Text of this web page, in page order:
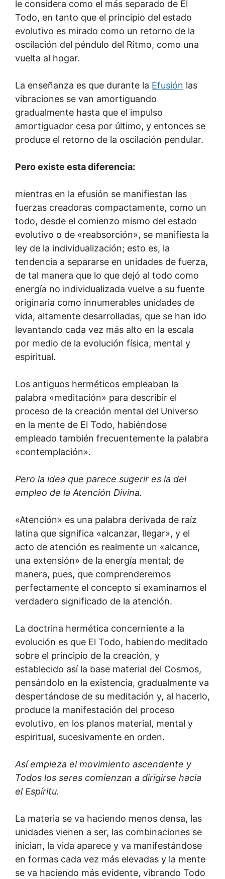
le considera como el más separado de El
Todo, en tanto que el principio del estado
evolutivo es mirado como un retorno de la
oscilación del péndulo del Ritmo, como una
vuelta al hogar.
La enseñanza es que durante la Efusión las
vibraciones se van amortiguando
gradualmente hasta que el impulso
amortiguador cesa por último, y entonces se
produce el retorno de la oscilación pendular.
Pero existe esta diferencia:
mientras en la efusión se manifiestan las
fuerzas creadoras compactamente, como un
todo, desde el comienzo mismo del estado
evolutivo o de «reabsorción», se manifiesta la
ley de la individualización; esto es, la
tendencia a separarse en unidades de fuerza,
de tal manera que lo que dejó al todo como
energía no individualizada vuelve a su fuente
originaria como innumerables unidades de
vida, altamente desarrolladas, que se han ido
levantando cada vez más alto en la escala
por medio de la evolución física, mental y
espiritual.
Los antiguos herméticos empleaban la
palabra «meditación» para describir el
proceso de la creación mental del Universo
en la mente de El Todo, habiéndose
empleado también frecuentemente la palabra
«contemplación».
Pero la idea que parece sugerir es la del
empleo de la Atención Divina.
«Atención» es una palabra derivada de raíz
latina que significa «alcanzar, llegar», y el
acto de atención es realmente un «alcance,
una extensión» de la energía mental; de
manera, pues, que comprenderemos
perfectamente el concepto si examinamos el
verdadero significado de la atención.
La doctrina hermética concerniente a la
evolución es que El Todo, habiendo meditado
sobre el principio de la creación, y
establecido así la base material del Cosmos,
pensándolo en la existencia, gradualmente va
despertándose de su meditación y, al hacerlo,
produce la manifestación del proceso
evolutivo, en los planos material, mental y
espiritual, sucesivamente en orden.
Así empieza el movimiento ascendente y
Todos los seres comienzan a dirigirse hacia
el Espíritu.
La materia se va haciendo menos densa, las
unidades vienen a ser, las combinaciones se
inician, la vida aparece y va manifestándose
en formas cada vez más elevadas y la mente
se va haciendo más evidente, vibrando Todo